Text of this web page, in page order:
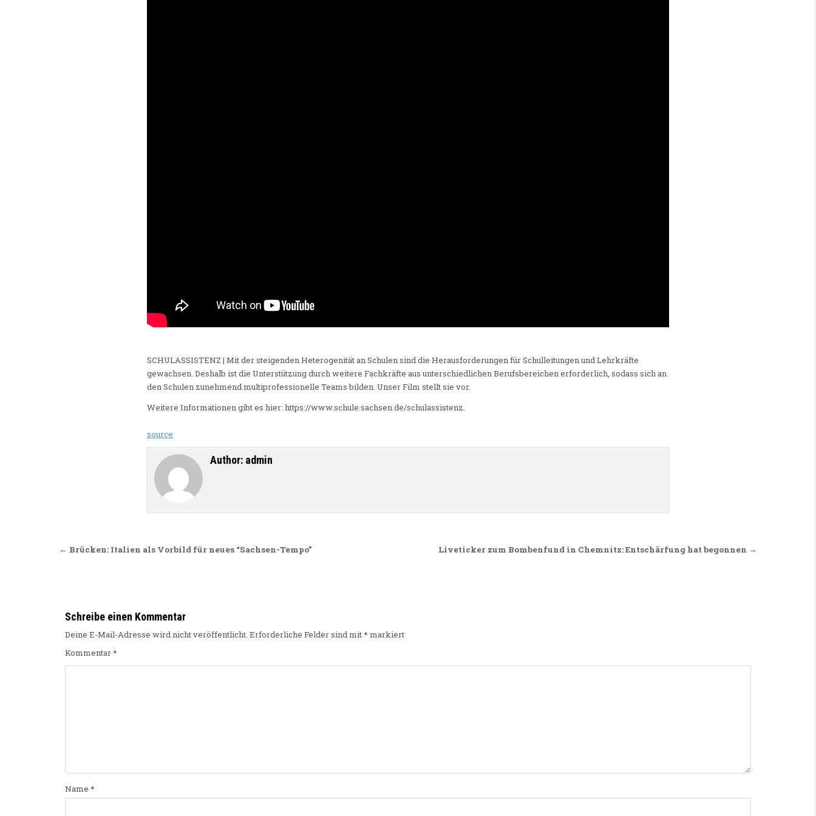
SCHULASSISTENZ | Mit der steigenden Heterogenität an Schulen sind die Herausforderungen für Schulleitungen und Lehrkräfte
gewachsen. Deshalb ist die Unterstützung durch weitere Fachkräfte aus unterschiedlichen Berufsbereichen erforderlich, sodass sich an
den Schulen zunehmend multiprofessionelle Teams bilden. Unser Film stellt sie vor.
Weitere Informationen gibt es hier: https://www.schule.sachsen.de/schulassistenz.
source
Author: admin
Beitragsnavigation Liveticker zum Bombenfund in Chemnitz: Entschärfung hat begonnen →
← Brücken: Italien als Vorbild für neues “Sachsen-Tempo”
Schreibe einen Kommentar
Deine E-Mail-Adresse wird nicht veröffentlicht. Erforderliche Felder sind mit* markiert
Kommentar*
Name *